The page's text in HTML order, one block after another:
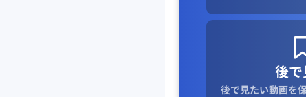
後で
後で見たい動画を